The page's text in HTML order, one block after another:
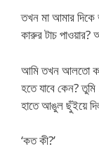
তখন মা আমার দিকে
কারুর টাচ পাওয়ার?
আমি তখন আলতো
হতে যাবে কেন?
হাতে আঙুল ছুঁইয়ে
‘কত কী?’